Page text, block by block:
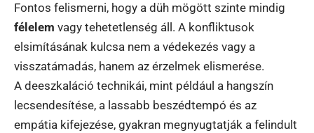
Fontos felismerni, hogy a düh mögött szinte mindig
félelem vagy tehetetlenség áll. A konfliktusok
elsimításának kulcsa nem a védekezés vagy a
visszatámadás, hanem az érzelmek elismerése.
A deeszkaláció technikái, mint például a hangszín
lecsendesítése, a lassabb beszédtempó és az
empátia kifejezése, gyakran megnyugtatják a felindult